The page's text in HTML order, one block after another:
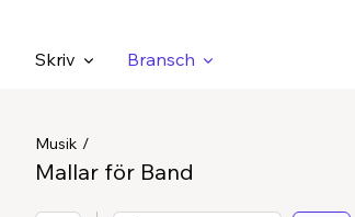
Skriv Bransch
Musik
Mallar för Band